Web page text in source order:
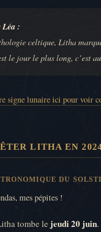
Léa :
celtique, Litha
le jour le plus long, c’est
signe lunaire ici pour voir
LITHA EN
DU
mes pépites !
tombe le jeudi 20 juin.